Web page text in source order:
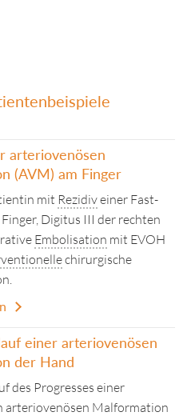
arteriovenösen
(AVM) am Finger
mit Rezidiveiner Fast-
Digitus III der rechten
Embolisation mit EVOH
chirurgische
einer arteriovenösen
der Hand
des Progresses einer
arteriovenösen Malformation